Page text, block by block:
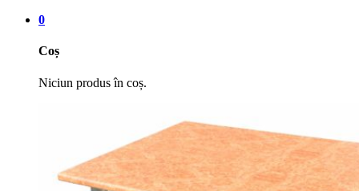
0
Coș
Niciun produs în coș.